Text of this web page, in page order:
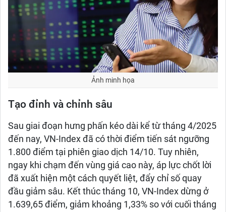
Ảnh minh họa
Tạo đỉnh và chỉnh sâu
Sau giai đoạn hưng phấn kéo dài kể từ tháng 4/2025
đến nay, VN-Index đã có thời điểm tiến sát ngưỡng
1.800 điểm tại phiên giao dịch 14/10. Tuy nhiên,
ngay khi chạm đến vùng giá cao này, áp lực chốt lời
đã xuất hiện một cách quyết liệt, đẩy chỉ số quay
đầu giảm sâu. Kết thúc tháng 10, VN-Index dừng ở
1.639,65 điểm, giảm khoảng 1,33% so với cuối tháng